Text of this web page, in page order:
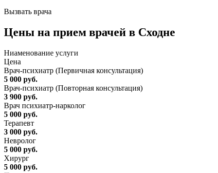
Вызвать врача
Цены на прием врачей в Сходне
Ниaменование услуги
Цена
Врач-психиатр (Первичная консультация)
5 000 руб.
Врач-психиатр (Повторная консультация)
3 900 руб.
Врач психиатр-нарколог
5 000 руб.
Терапевт
3 000 руб.
Невролог
5 000 руб.
Хирург
5 000 руб.